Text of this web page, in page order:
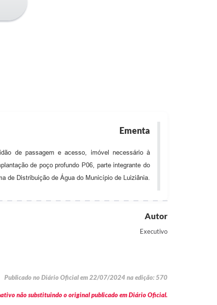
Ementa
de passagem e acesso, imóvel necessário à
de poço profundo P06, parte integrante do
de Distribuição de Água do Município de Luiziânia.
Autor
Executivo
Publicado no Diário Oficial em 22/07/2024 na edição: 570
não substituindo o original publicado em Diário Oficial.